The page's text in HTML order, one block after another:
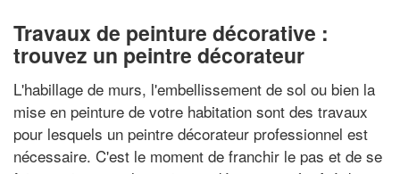
Travaux de peinture décorative :
trouvez un peintre décorateur
L'habillage de murs, l'embellissement de sol ou bien la
mise en peinture de votre habitation sont des travaux
pour lesquels un peintre décorateur professionnel est
nécessaire. C'est le moment de franchir le pas et de se